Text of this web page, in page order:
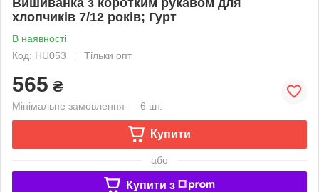
хлопчиків 7/12 років; Гурт
В наявності
Код: HU053
Тільки опт
565 ₴
Мінімальне замовлення — 6 шт.
Купити
або
Купити з